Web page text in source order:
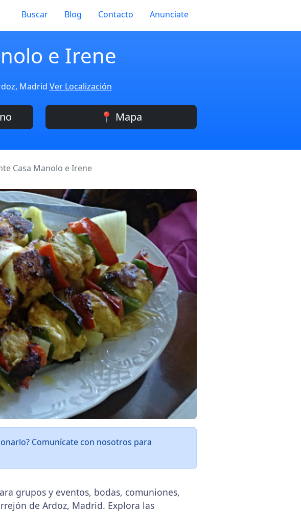
Buscar Blog Contacto Anunciate
e Irene
Madrid Ver Localización
📍 Mapa
Casa Manolo e Irene
Comunícate con nosotros para
grupos y eventos, bodas, comuniones,
de Ardoz, Madrid. Explora las